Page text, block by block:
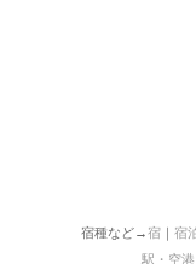
宿種など→宿 宿
駅・空